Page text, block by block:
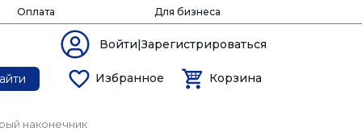
Оплата Для бизнеса
Войти|Зарегистрироваться
Избранное Корзина
наконечник